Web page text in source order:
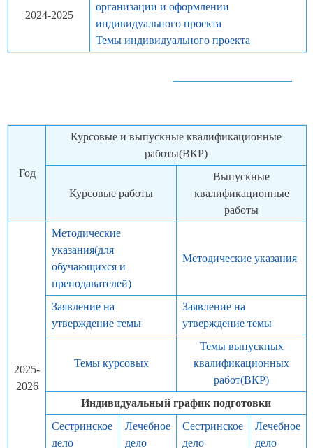
2024-2025
организации и оформлении
индивидуального проекта
Темы индивидуального проекта
Год
Курсовые и выпускные квалификационные
работы(ВКР)
Курсовые работы
Выпускные
квалификационные
работы
2025-
2026
Методические
указания(для
обучающихся и
преподавателей)
Методические указания
Заявление на
утверждение темы
Заявление на
утверждение темы
Темы курсовых
Темы выпускных
квалификационных
работ(ВКР)
Индивидуальный график подготовки
Сестринское
дело
Лечебное
дело
Сестринское
дело
Лечебное
дело